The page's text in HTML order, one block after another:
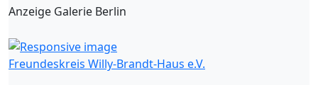
Anzeige Galerie Berlin
Freundeskreis Willy-Brandt-Haus e.V.